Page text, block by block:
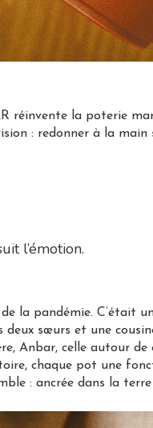
réinvente la poterie
: redonner à la
l’émotion.
la pandémie. C’était
deux sœurs et une
Anbar, celle autour
chaque pot une
: ancrée dans la